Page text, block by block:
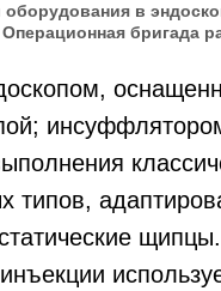
в
бригада